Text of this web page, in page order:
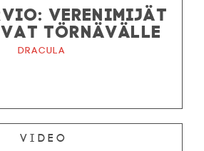
VERENIMIJÄT
TÖRNÄVÄLLE
Dracula
Video